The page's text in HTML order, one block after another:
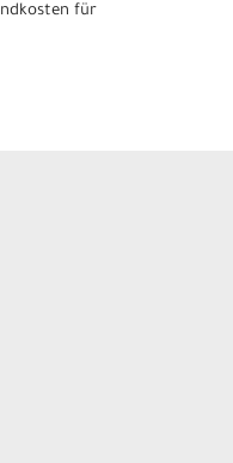
für